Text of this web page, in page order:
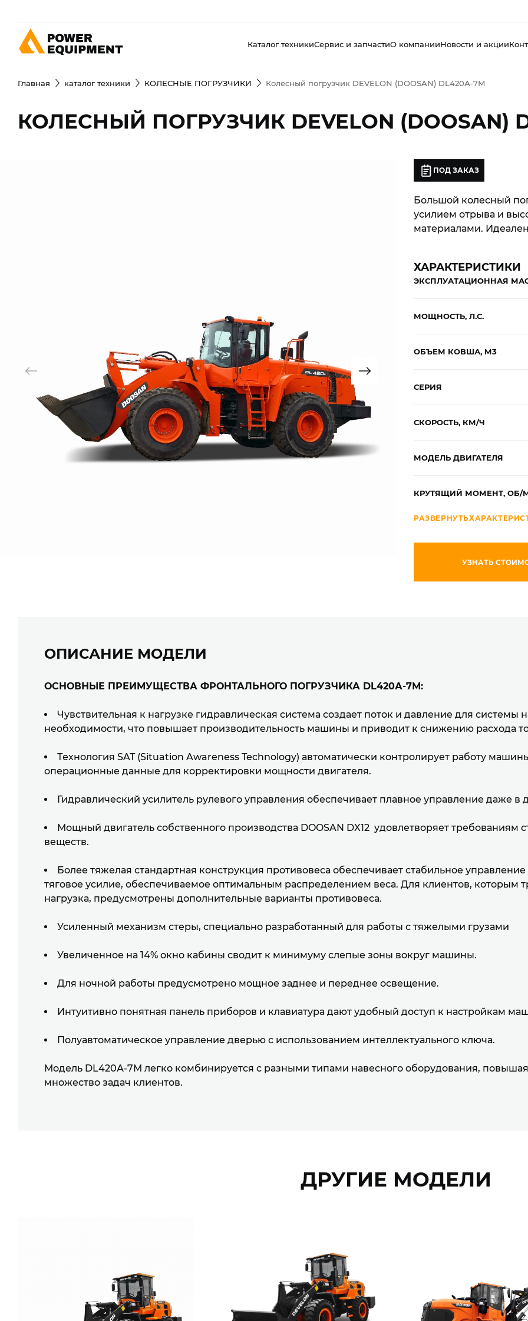
Каталог техникиСервис и запчастиО компанииНовости и акции
Главная каталог техники КОЛЕСНЫЕ ПОГРУЗЧИКИ Колесный погрузчик DEVELON (DOOSAN) DL420А-7М
КОЛЕСНЫЙ ПОГРУЗЧИК DEVELON (DOOSAN)
ПОД ЗАКАЗ
Большой колесный
усилием отрыва и
материалами.
ХАРАКТЕРИСТИКИ
ЭКСПЛУАТАЦИОННАЯ
МОЩНОСТЬ, Л.С.
ОБЪЕМ КОВША, М3
СЕРИЯ
СКОРОСТЬ, КМ/Ч
МОДЕЛЬ ДВИГАТЕЛЯ
КРУТЯЩИЙ МОМЕНТ, ОБ/
ВЫРЫВНОЕ УСИЛИЕ
РАЗВЕРНУТЬ
УЗНАТЬ
ОПИСАНИЕ МОДЕЛИ
ОСНОВНЫЕ ПРЕИМУЩЕСТВА ФРОНТАЛЬНОГО ПОГРУЗЧИКА DL420А-7М:
Чувствительная к нагрузке гидравлическая система создает поток и давление для системы
необходимости, что повышает производительность машины и приводит к снижению расхода
Технология SAT (Situation Awareness Technology) автоматически контролирует работу
операционные данные для корректировки мощности двигателя.
Гидравлический усилитель рулевого управления обеспечивает плавное управление даже в
Мощный двигатель собственного производства DOOSAN DX12 удовлетворяет требованиям
веществ.
Более тяжелая стандартная конструкция противовеса обеспечивает стабильное
тяговое усилие, обеспечиваемое оптимальным распределением веса. Для клиентов, которым
нагрузка, предусмотрены дополнительные варианты противовеса.
Усиленный механизм стеры, специально разработанный для работы с тяжелыми грузами
Увеличенное на 14% окно кабины сводит к минимуму слепые зоны вокруг машины.
Для ночной работы предусмотрено мощное заднее и переднее освещение.
Интуитивно понятная панель приборов и клавиатура дают удобный доступ к настройкам
Полуавтоматическое управление дверью с использованием интеллектуального ключа.
Модель DL420А-7М легко комбинируется с разными типами навесного оборудования,
множество задач клиентов.
ДРУГИЕ МОДЕЛИ
ВВЕДИТЕ ТЕЛЕФОН
+998
ОТПРАВИТЬ
ВВЕДИТЕ ТЕЛЕФОН
+998
ОТПРАВИТЬ